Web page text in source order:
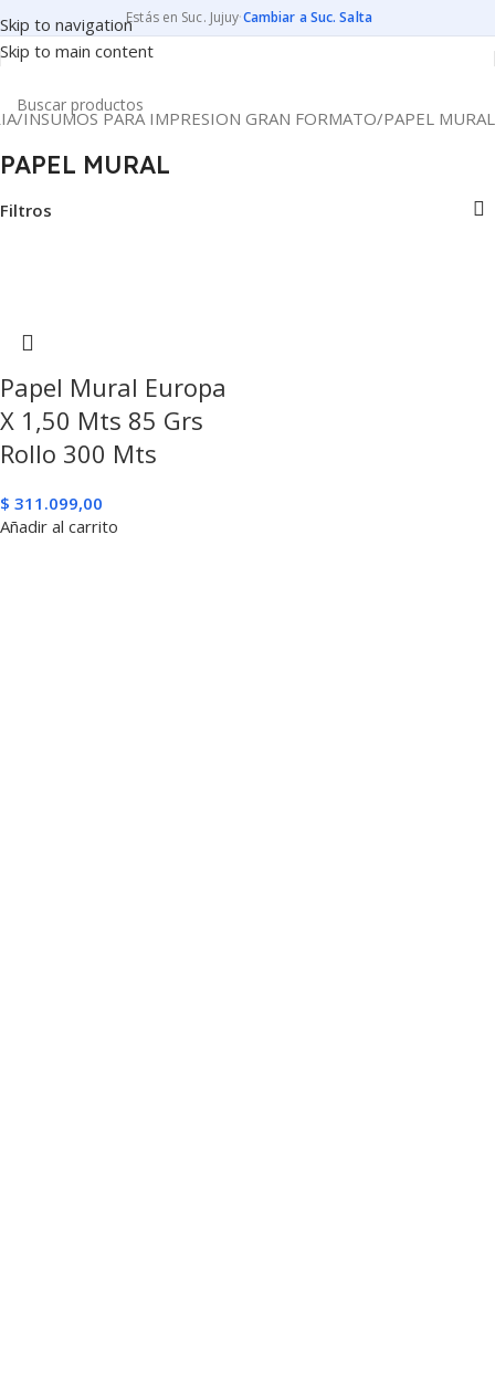
Skip to navigation
Skip to main content
Estás en Suc. Jujuy·Cambiar a Suc. Salta
INSUMOS PARA IMPRESION GRAN FORMATO PAPEL MURAL
PAPEL MURAL
Filtros
Papel Mural Europa
X 1,50 Mts 85 Grs
Rollo 300 Mts
$ 311.099,00
Añadir al carrito